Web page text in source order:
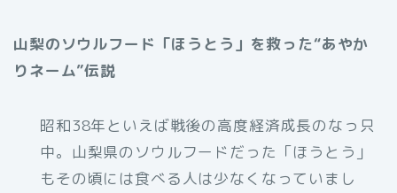
山梨のソウルフード「ほうとう」を救った“あやか
りネーム”伝説
昭和38年といえば戦後の高度経済成長のなっ只
中。山梨県のソウルフードだった「ほうとう」
もその頃には食べる人は少なくなっていまし